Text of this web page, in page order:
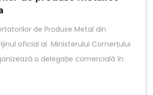
de Produse Metal din
oficial al Ministerului Comerțului
o delegație comercială în